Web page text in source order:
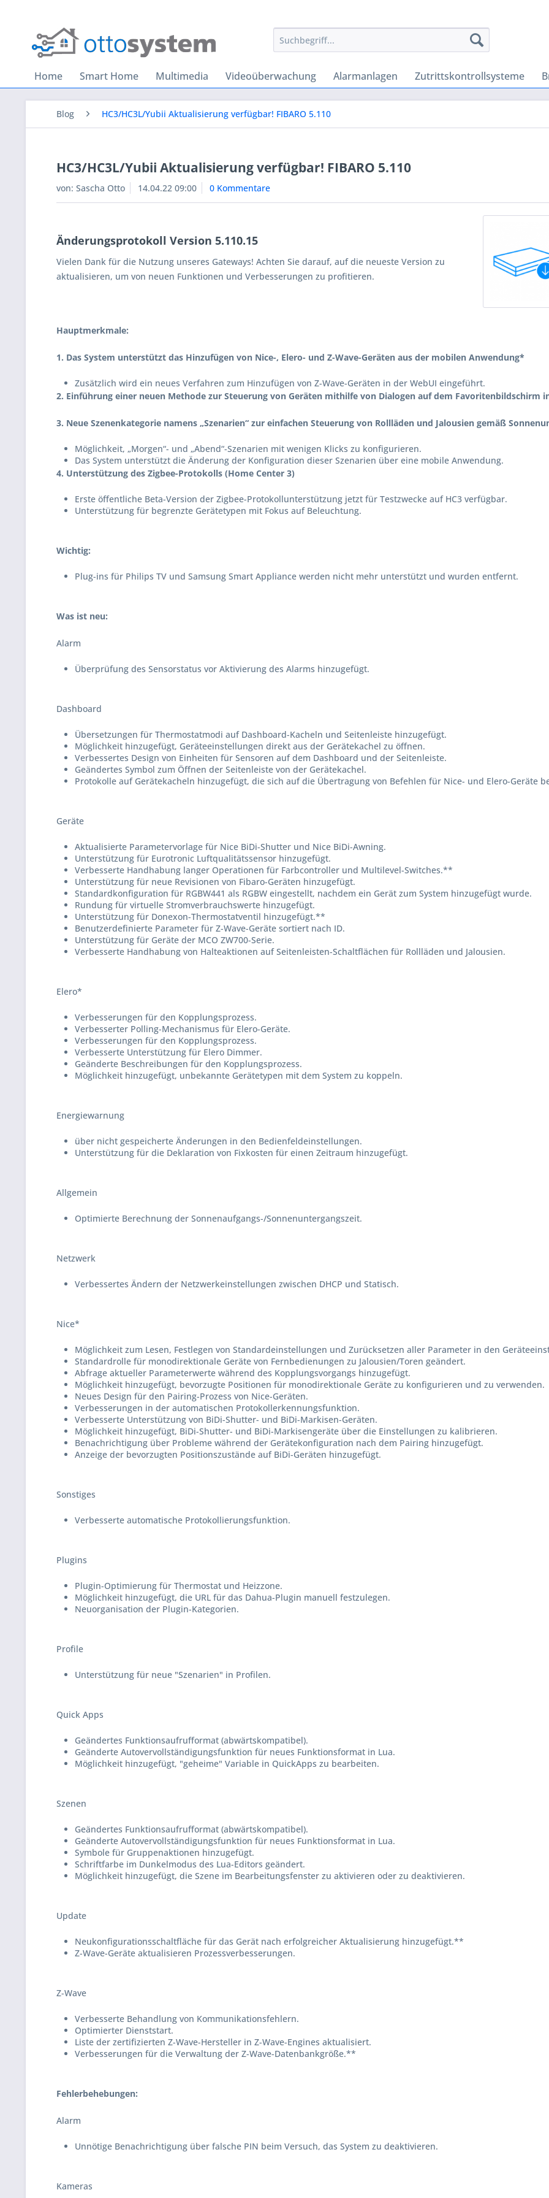
Home Smart Home Multimedia Videoüberwachung Alarmanlagen Zutrittskontrollsysteme
Blog HC3/HC3L/Yubii Aktualisierung verfügbar! FIBARO 5.110
HC3/HC3L/Yubii Aktualisierung verfügbar! FIBARO 5.110
von: Sascha Otto 14.04.22 09:00 0 Kommentare
Änderungsprotokoll Version 5.110.15
Vielen Dank für die Nutzung unseres Gateways! Achten Sie darauf, auf die neueste Version zu
aktualisieren, um von neuen Funktionen und Verbesserungen zu profitieren.
Hauptmerkmale:
1. Das System unterstützt das Hinzufügen von Nice-, Elero- und Z-Wave-Geräten aus der mobilen Anwendung*
Zusätzlich wird ein neues Verfahren zum Hinzufügen von Z-Wave-Geräten in der WebUI eingeführt.
2. Einführung einer neuen Methode zur Steuerung von Geräten mithilfe von Dialogen auf dem Favoritenbildschirm
3. Neue Szenenkategorie namens „Szenarien“ zur einfachen Steuerung von Rollläden und Jalousien gemäß
Möglichkeit, „Morgen“- und „Abend“-Szenarien mit wenigen Klicks zu konfigurieren.
Das System unterstützt die Änderung der Konfiguration dieser Szenarien über eine mobile Anwendung.
4. Unterstützung des Zigbee-Protokolls (Home Center 3)
Erste öffentliche Beta-Version der Zigbee-Protokollunterstützung jetzt für Testzwecke auf HC3 verfügbar.
Unterstützung für begrenzte Gerätetypen mit Fokus auf Beleuchtung.
Wichtig:
Plug-ins für Philips TV und Samsung Smart Appliance werden nicht mehr unterstützt und wurden entfernt.
Was ist neu:
Alarm
Überprüfung des Sensorstatus vor Aktivierung des Alarms hinzugefügt.
Dashboard
Übersetzungen für Thermostatmodi auf Dashboard-Kacheln und Seitenleiste hinzugefügt.
Möglichkeit hinzugefügt, Geräteeinstellungen direkt aus der Gerätekachel zu öffnen.
Verbessertes Design von Einheiten für Sensoren auf dem Dashboard und der Seitenleiste.
Geändertes Symbol zum Öffnen der Seitenleiste von der Gerätekachel.
Protokolle auf Gerätekacheln hinzugefügt, die sich auf die Übertragung von Befehlen für Nice- und Elero-Geräte
Geräte
Aktualisierte Parametervorlage für Nice BiDi-Shutter und Nice BiDi-Awning.
Unterstützung für Eurotronic Luftqualitätssensor hinzugefügt.
Verbesserte Handhabung langer Operationen für Farbcontroller und Multilevel-Switches.**
Unterstützung für neue Revisionen von Fibaro-Geräten hinzugefügt.
Standardkonfiguration für RGBW441 als RGBW eingestellt, nachdem ein Gerät zum System hinzugefügt wurde.
Rundung für virtuelle Stromverbrauchswerte hinzugefügt.
Unterstützung für Donexon-Thermostatventil hinzugefügt.**
Benutzerdefinierte Parameter für Z-Wave-Geräte sortiert nach ID.
Unterstützung für Geräte der MCO ZW700-Serie.
Verbesserte Handhabung von Halteaktionen auf Seitenleisten-Schaltflächen für Rollläden und Jalousien.
Elero*
Verbesserungen für den Kopplungsprozess.
Verbesserter Polling-Mechanismus für Elero-Geräte.
Verbesserungen für den Kopplungsprozess.
Verbesserte Unterstützung für Elero Dimmer.
Geänderte Beschreibungen für den Kopplungsprozess.
Möglichkeit hinzugefügt, unbekannte Gerätetypen mit dem System zu koppeln.
Energiewarnung
über nicht gespeicherte Änderungen in den Bedienfeldeinstellungen.
Unterstützung für die Deklaration von Fixkosten für einen Zeitraum hinzugefügt.
Allgemein
Optimierte Berechnung der Sonnenaufgangs-/Sonnenuntergangszeit.
Netzwerk
Verbessertes Ändern der Netzwerkeinstellungen zwischen DHCP und Statisch.
Nice*
Möglichkeit zum Lesen, Festlegen von Standardeinstellungen und Zurücksetzen aller Parameter in den
Standardrolle für monodirektionale Geräte von Fernbedienungen zu Jalousien/Toren geändert.
Abfrage aktueller Parameterwerte während des Kopplungsvorgangs hinzugefügt.
Möglichkeit hinzugefügt, bevorzugte Positionen für monodirektionale Geräte zu konfigurieren und zu verwenden.
Neues Design für den Pairing-Prozess von Nice-Geräten.
Verbesserungen in der automatischen Protokollerkennungsfunktion.
Verbesserte Unterstützung von BiDi-Shutter- und BiDi-Markisen-Geräten.
Möglichkeit hinzugefügt, BiDi-Shutter- und BiDi-Markisengeräte über die Einstellungen zu kalibrieren.
Benachrichtigung über Probleme während der Gerätekonfiguration nach dem Pairing hinzugefügt.
Anzeige der bevorzugten Positionszustände auf BiDi-Geräten hinzugefügt.
Sonstiges
Verbesserte automatische Protokollierungsfunktion.
Plugins
Plugin-Optimierung für Thermostat und Heizzone.
Möglichkeit hinzugefügt, die URL für das Dahua-Plugin manuell festzulegen.
Neuorganisation der Plugin-Kategorien.
Profile
Unterstützung für neue "Szenarien" in Profilen.
Quick Apps
Geändertes Funktionsaufrufformat (abwärtskompatibel).
Geänderte Autovervollständigungsfunktion für neues Funktionsformat in Lua.
Möglichkeit hinzugefügt, "geheime" Variable in QuickApps zu bearbeiten.
Szenen
Geändertes Funktionsaufrufformat (abwärtskompatibel).
Geänderte Autovervollständigungsfunktion für neues Funktionsformat in Lua.
Symbole für Gruppenaktionen hinzugefügt.
Schriftfarbe im Dunkelmodus des Lua-Editors geändert.
Möglichkeit hinzugefügt, die Szene im Bearbeitungsfenster zu aktivieren oder zu deaktivieren.
Update
Neukonfigurationsschaltfläche für das Gerät nach erfolgreicher Aktualisierung hinzugefügt.**
Z-Wave-Geräte aktualisieren Prozessverbesserungen.
Z-Wave
Verbesserte Behandlung von Kommunikationsfehlern.
Optimierter Dienststart.
Liste der zertifizierten Z-Wave-Hersteller in Z-Wave-Engines aktualisiert.
Verbesserungen für die Verwaltung der Z-Wave-Datenbankgröße.**
Fehlerbehebungen:
Alarm
Unnötige Benachrichtigung über falsche PIN beim Versuch, das System zu deaktivieren.
Kameras